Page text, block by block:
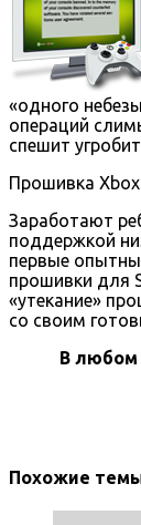
«одного
операций
спешит
Прошивка Xbox
Заработают
поддержкой
первые
прошивки для
«утекание»
со своим
В любом
Похожие